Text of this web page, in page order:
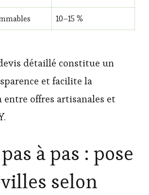
10–15 %
détaillé constitue un
et facilite la
entre offres artisanales et
à pas : pose
selon